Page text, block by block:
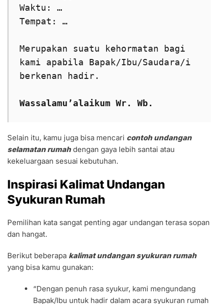
Waktu: …
Tempat: …
Merupakan suatu kehormatan bagi
kami apabila Bapak/Ibu/Saudara/i
berkenan hadir.
Wassalamu’alaikum Wr. Wb.
Selain itu, kamu juga bisa mencari contoh undangan
selamatan rumah dengan gaya lebih santai atau
kekeluargaan sesuai kebutuhan.
Inspirasi Kalimat Undangan
Syukuran Rumah
Pemilihan kata sangat penting agar undangan terasa sopan
dan hangat.
Berikut beberapa kalimat undangan syukuran rumah
yang bisa kamu gunakan:
“Dengan penuh rasa syukur, kami mengundang
Bapak/Ibu untuk hadir dalam acara syukuran rumah